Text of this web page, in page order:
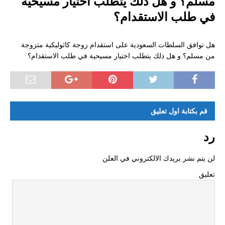
صلاحية الفيزا؟
هل توافق السلطات السعودية على استقدام زوجة
كاثوليكية متزوجة من مسلم؟ و هل ذلك يتطلب اختيار
مسيحية في طلب الاستقدام؟
جزيرة بروكاي
استشاره تاشيره من المانيا
دراسة القانون في الفلبين
في طلب الاستقدام؟
هل توافق السلطات السعودية على استقدام زوجة كاثوليكية متزوجة
من مسلم؟ و هل ذلك يتطلب اختيار مسيحية في طلب الاستقدام؟
قم بكتابة اول تعليق
رد
لن يتم نشر بريدك الالكتروني في العلن
تعليق